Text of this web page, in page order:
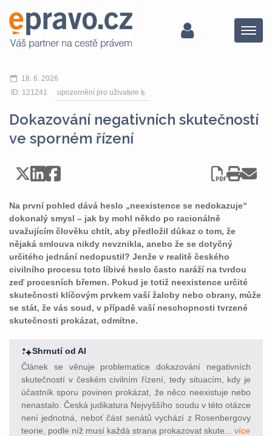
Menu
18. 6. 2026
ID: 121241
upozornění pro uživatele
Dokazování negativních skutečností
ve sporném řízení
Na první pohled dává heslo „neexistence se nedokazuje“
dokonalý smysl – jak by mohl někdo po racionálně
uvažujícím člověku chtít, aby předložil důkaz o tom, že
nějaká smlouva nikdy nevznikla, anebo že se dotyčný
určitého jednání nedopustil? Jenže v realitě českého
civilního procesu toto líbivé heslo často naráží na tvrdou
zeď procesních břemen. Pokud je totiž neexistence určité
skutečnosti klíčovým prvkem vaší žaloby nebo obrany, může
se stát, že vás soud, v případě vaší neschopnosti tvrzené
skutečnosti prokázat, odmítne.
Shrnutí od AI
Článek se věnuje problematice dokazování negativních
skutečností v českém civilním řízení, tedy situacím, kdy je
účastník sporu povinen prokázat, že něco neexistuje nebo
nenastalo. Česká judikatura Nejvyššího soudu v této otázce
není jednotná, neboť část senátů vychází z Rosenbergovy
teorie, podle níž musí každá strana prokazovat skute... více